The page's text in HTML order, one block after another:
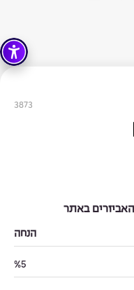
3873
באתר
הנחה
%5